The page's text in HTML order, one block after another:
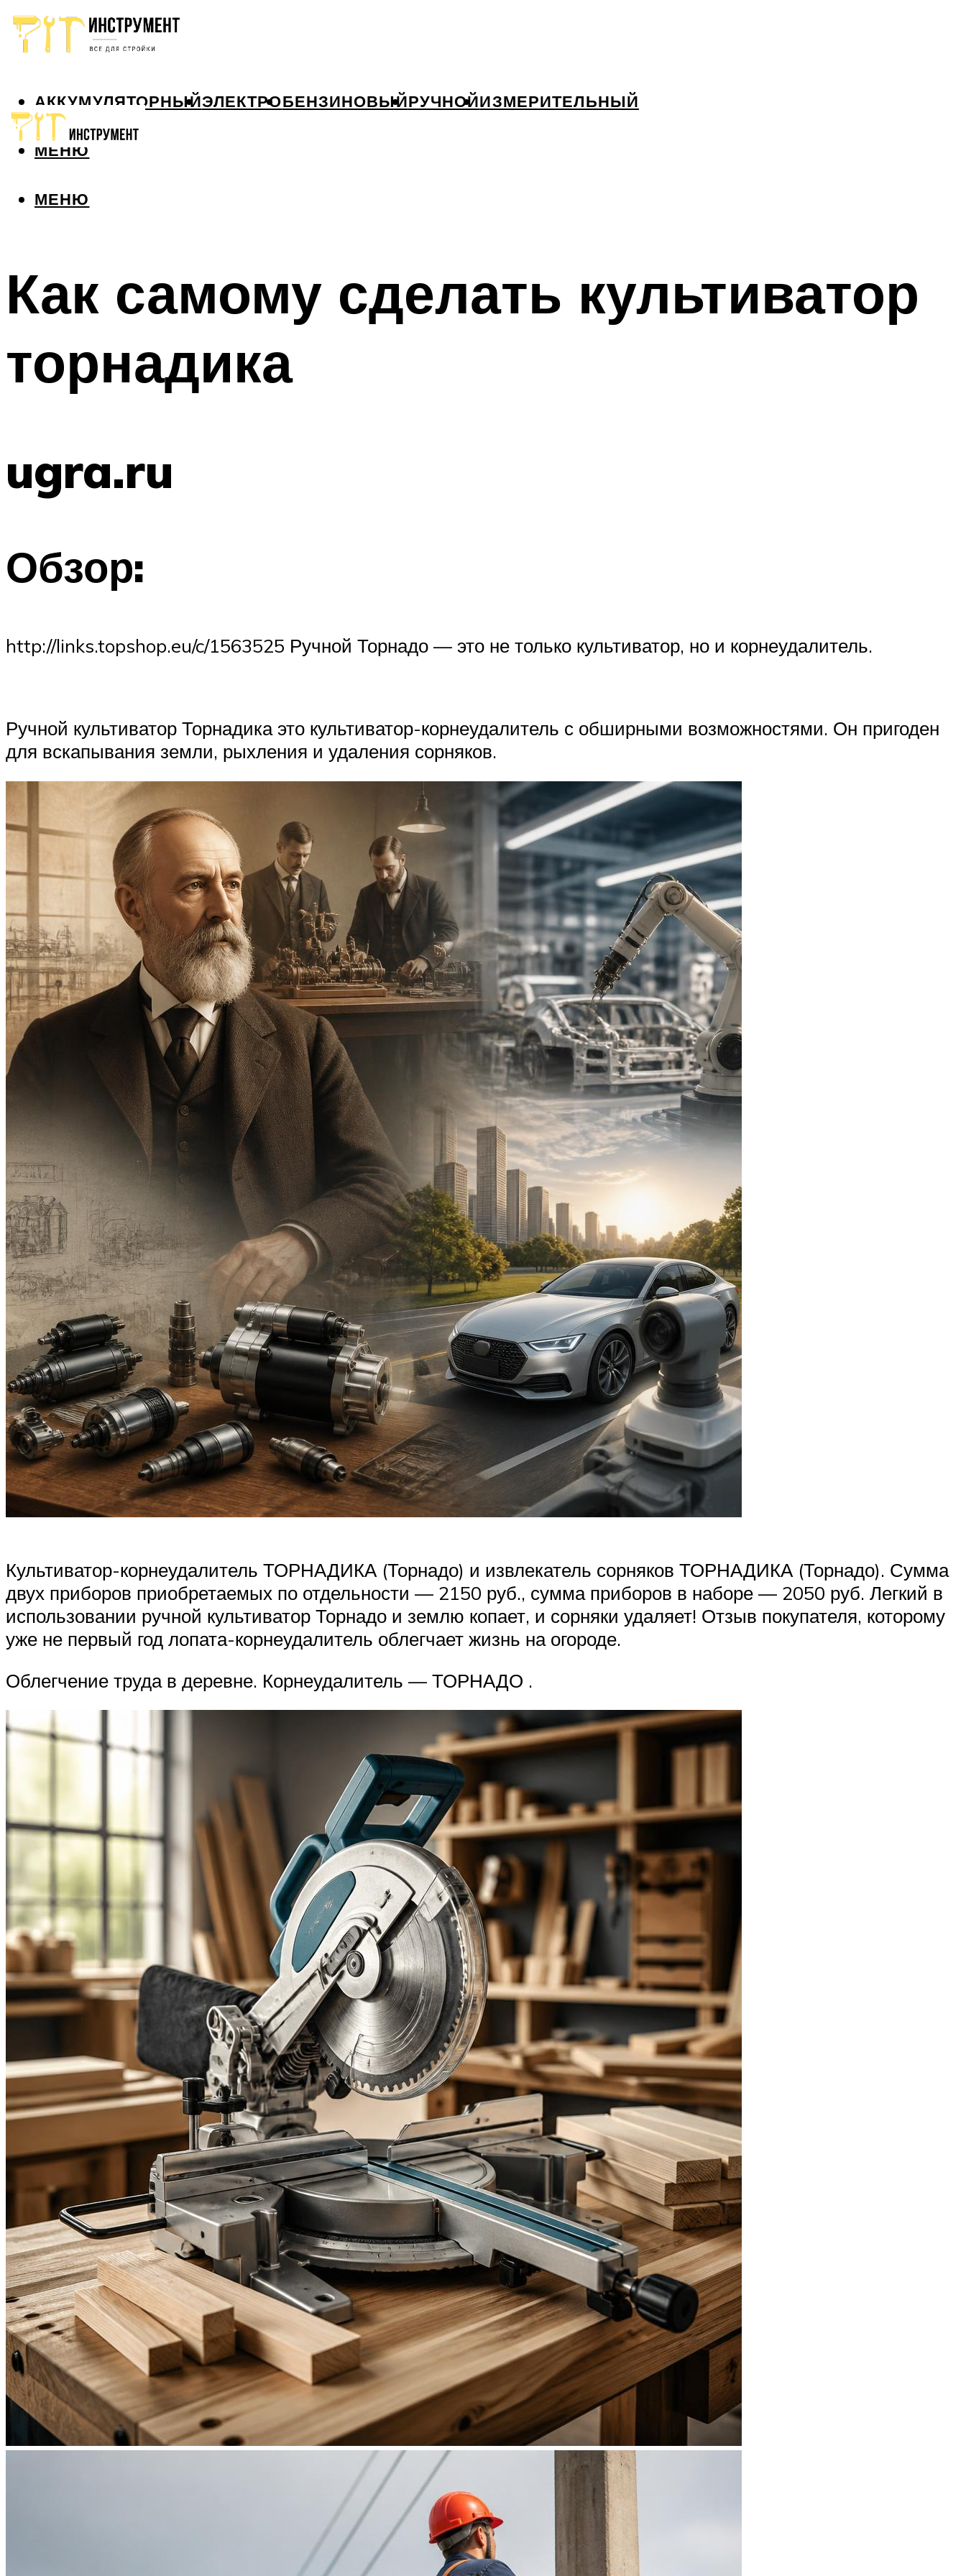
АККУМУЛЯТОРНЫЙЭЛЕКТРОБЕНЗИНОВЫЙРУЧНОЙИЗМЕРИТЕЛЬНЫЙ
МЕНЮ
МЕНЮ
Как самому сделать культиватор
торнадика
ugra.ru
Обзор:
http://links.topshop.eu/c/1563525 Ручной Торнадо — это не только культиватор, но и корнеудалитель.
Ручной культиватор Торнадика это культиватор-корнеудалитель с обширными возможностями. Он пригоден
для вскапывания земли, рыхления и удаления сорняков.
Культиватор-корнеудалитель ТОРНАДИКА (Торнадо) и извлекатель сорняков ТОРНАДИКА (Торнадо). Сумма
двух приборов приобретаемых по отдельности — 2150 руб., сумма приборов в наборе — 2050 руб. Легкий в
использовании ручной культиватор Торнадо и землю копает, и сорняки удаляет! Отзыв покупателя, которому
уже не первый год лопата-корнеудалитель облегчает жизнь на огороде.
Облегчение труда в деревне. Корнеудалитель — ТОРНАДО .